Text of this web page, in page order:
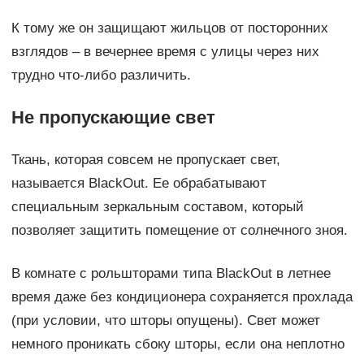
К тому же он защищают жильцов от посторонних
взглядов – в вечернее время с улицы через них
трудно что-либо различить.
Не пропускающие свет
Ткань, которая совсем не пропускает свет,
называется BlackOut. Ее обрабатывают
специальным зеркальным составом, который
позволяет защитить помещение от солнечного зноя.
В комнате с рольшторами типа BlackOut в летнее
время даже без кондиционера сохраняется прохлада
(при условии, что шторы опущены). Свет может
немного проникать сбоку шторы, если она неплотно